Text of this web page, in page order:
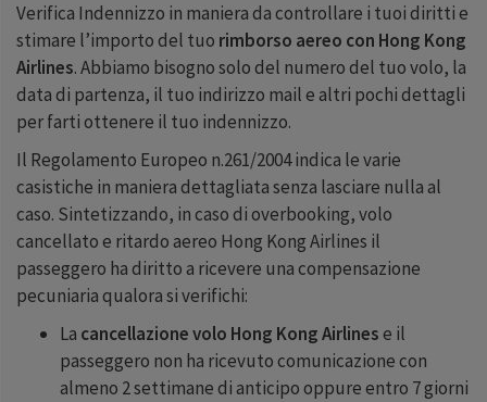
Verifica Indennizzo in maniera da controllare i tuoi diritti e
stimare l’importo del tuo rimborso aereo con Hong Kong
Airlines. Abbiamo bisogno solo del numero del tuo volo, la
data di partenza, il tuo indirizzo mail e altri pochi dettagli
per farti ottenere il tuo indennizzo.
Il Regolamento Europeo n.261/2004 indica le varie
casistiche in maniera dettagliata senza lasciare nulla al
caso. Sintetizzando, in caso di overbooking, volo
cancellato e ritardo aereo Hong Kong Airlines il
passeggero ha diritto a ricevere una compensazione
pecuniaria qualora si verifichi:
La cancellazione volo Hong Kong Airlinese il
passeggero non ha ricevuto comunicazione con
almeno 2 settimane di anticipo oppure entro 7 giorni